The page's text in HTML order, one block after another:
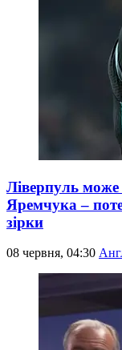
Ліверпуль може
Яремчука –
зірки
08 червня, 04:30